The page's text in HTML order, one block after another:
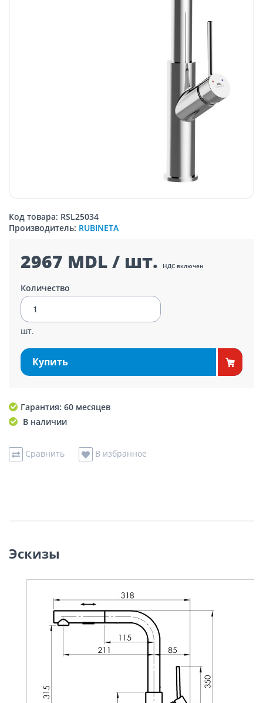
Код товара: RSL25034
Производитель: RUBINETA
2967 MDL / шт. НДС включен
Количество
шт.
Купить
Гарантия: 60 месяцев
В наличии
Сравнить В избранное
Эскизы